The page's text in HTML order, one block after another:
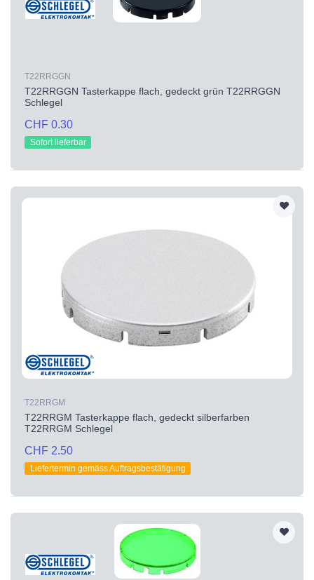
T22RRGGN
T22RRGGN Tasterkappe flach, gedeckt grün T22RRGGN
Schlegel
CHF 0.30
Sofort lieferbar
T22RRGM
T22RRGM Tasterkappe flach, gedeckt silberfarben
T22RRGM Schlegel
CHF 2.50
Liefertermin gemäss Auftragsbestätigung